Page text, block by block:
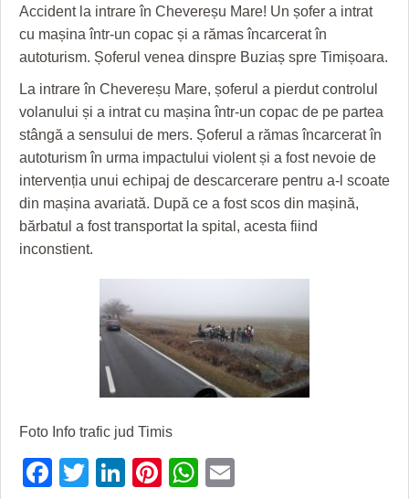
GRĂDINA TAICII DOMNULUI
ZIARISTU’ DE TERASĂ
FINANŢĂRI DE LA A LA Z
PE SURSE
CRONICĂ DE FILM
UNDE MERGEM
CLIPURI VIDEO
JOCURI ONLINE
ACCIDENTE
ANUNŢURI
CULTURA
INVATAMANT
JUSTITIE
FILME DOCUMENTARE
JOCURI ONLINE
DIVERSE
FARMACII DIN TIMIŞOARA
PRIMĂRIILE DIN TIMIŞ
Accident la intrare în Chevereșu Mare! Un șofer a intrat
cu mașina într-un copac și a rămas încarcerat în
autoturism. Șoferul venea dinspre Buziaș spre Timișoara.
La intrare în Chevereșu Mare, șoferul a pierdut controlul
volanului și a intrat cu mașina într-un copac de pe partea
stângă a sensului de mers. Șoferul a rămas încarcerat în
autoturism în urma impactului violent și a fost nevoie de
intervenția unui echipaj de descarcerare pentru a-l scoate
din mașina avariată. După ce a fost scos din mașină,
bărbatul a fost transportat la spital, acesta fiind
inconstient.
Foto Info trafic jud Timis
Facebook
Twitter
LinkedIn
Pinterest
WhatsApp